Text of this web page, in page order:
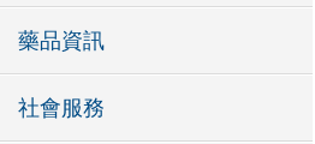
藥品資訊
社會服務